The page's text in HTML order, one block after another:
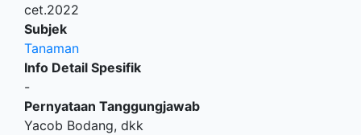
cet.2022
Subjek
Tanaman
Info Detail Spesifik
-
Pernyataan Tanggungjawab
Yacob Bodang, dkk